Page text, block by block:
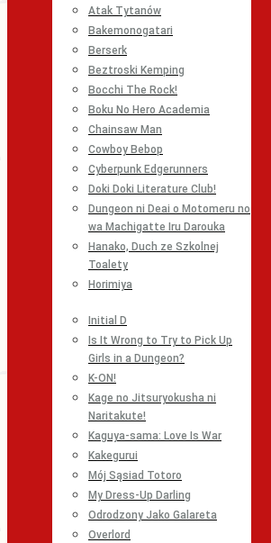
Atak Tytanów
Bakemonogatari
Berserk
Beztroski Kemping
Bocchi The Rock!
Boku No Hero Academia
Chainsaw Man
Cowboy Bebop
Cyberpunk Edgerunners
Doki Doki Literature Club!
Dungeon ni Deai o Motomeru no
wa Machigatte Iru Darouka
Hanako, Duch ze Szkolnej
Toalety
Horimiya
Initial D
Is It Wrong to Try to Pick Up
Girls in a Dungeon?
K-ON!
Kage no Jitsuryokusha ni
Naritakute!
Kaguya-sama: Love Is War
Kakegurui
Mój Sąsiad Totoro
My Dress-Up Darling
Odrodzony Jako Galareta
Overlord